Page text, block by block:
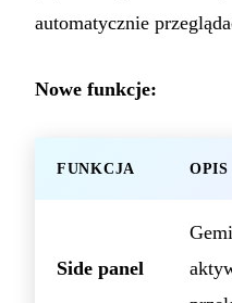
automatycznie
Nowe funkcje:
FUNKCJA OPIS
Side panel